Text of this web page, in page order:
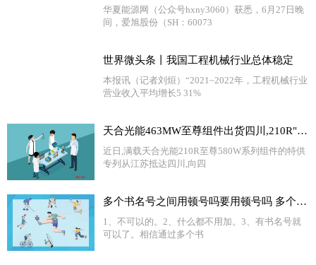
华夏能源网（公众号hxny3060）获悉，6月27日晚
间，爱旭股份（SH：60073
世界微头条丨我国工程机械行业总体稳定
本报讯（记者刘烜）“2021~2022年，工程机械行业
营业收入平均增长5 31%
天合光能463MW至尊组件出货四川,210R"黄金尺寸"助力水光互补电站更高收益
近日,满载天合光能210R至尊580W系列组件的特供
专列从江苏抵达四川,向四
多个书名号之间用顿号吗要用顿号吗 多个书名号之间用顿号|世界速递
1、不可以的。2、什么都不用加。3、有书名号就
可以了。相信通过多个书